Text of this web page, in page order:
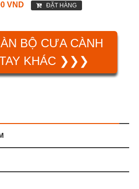
VND ĐẶT HÀNG
BỘ CƯA CÀNH
KHÁC ❯❯❯